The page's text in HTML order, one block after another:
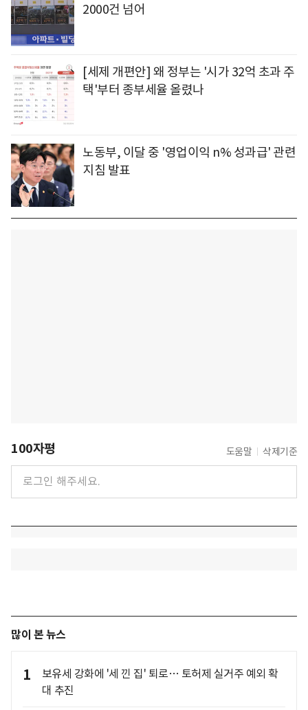
2000건 넘어
[세제 개편안] 왜 정부는 '시가 32억 초과 주
택'부터 종부세율 올렸나
노동부, 이달 중 '영업이익 n% 성과급' 관련
지침 발표
100자평 도움말 삭제기준
많이 본 뉴스
1
보유세 강화에 '세 낀 집' 퇴로… 토허제 실거주 예외 확
대 추진